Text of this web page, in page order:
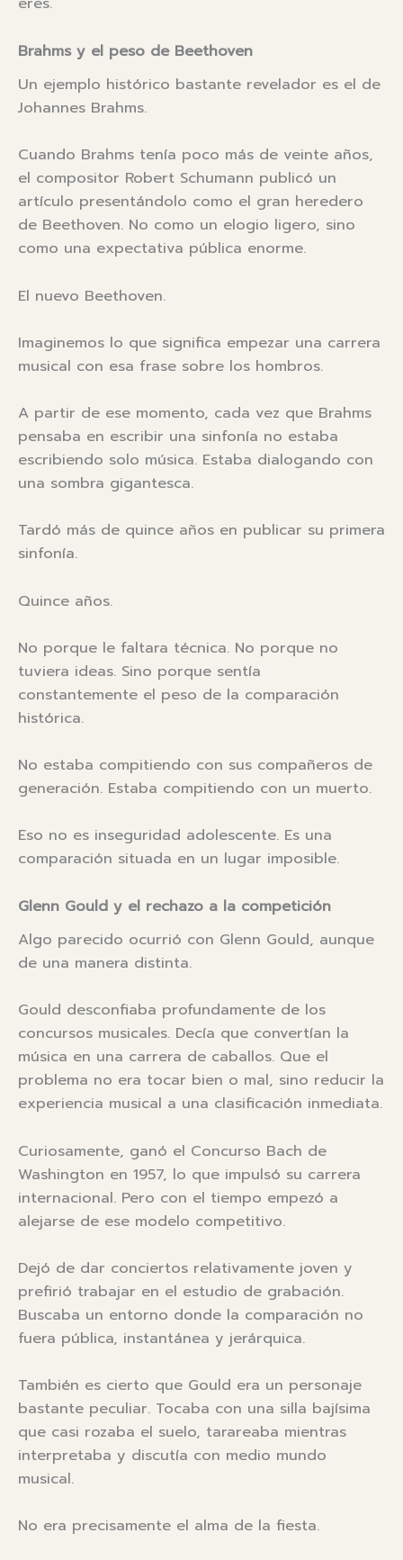
Brahms y el peso de Beethoven
Un ejemplo histórico bastante revelador es el de
Johannes Brahms.
Cuando Brahms tenía poco más de veinte años,
el compositor Robert Schumann publicó un
artículo presentándolo como el gran heredero
de Beethoven. No como un elogio ligero, sino
como una expectativa pública enorme.
El nuevo Beethoven.
Imaginemos lo que significa empezar una carrera
musical con esa frase sobre los hombros.
A partir de ese momento, cada vez que Brahms
pensaba en escribir una sinfonía no estaba
escribiendo solo música. Estaba dialogando con
una sombra gigantesca.
Tardó más de quince años en publicar su primera
sinfonía.
Quince años.
No porque le faltara técnica. No porque no
tuviera ideas. Sino porque sentía
constantemente el peso de la comparación
histórica.
No estaba compitiendo con sus compañeros de
generación. Estaba compitiendo con un muerto.
Eso no es inseguridad adolescente. Es una
comparación situada en un lugar imposible.
Glenn Gould y el rechazo a la competición
Algo parecido ocurrió con Glenn Gould, aunque
de una manera distinta.
Gould desconfiaba profundamente de los
concursos musicales. Decía que convertían la
música en una carrera de caballos. Que el
problema no era tocar bien o mal, sino reducir la
experiencia musical a una clasificación inmediata.
Curiosamente, ganó el Concurso Bach de
Washington en 1957, lo que impulsó su carrera
internacional. Pero con el tiempo empezó a
alejarse de ese modelo competitivo.
Dejó de dar conciertos relativamente joven y
prefirió trabajar en el estudio de grabación.
Buscaba un entorno donde la comparación no
fuera pública, instantánea y jerárquica.
También es cierto que Gould era un personaje
bastante peculiar. Tocaba con una silla bajísima
que casi rozaba el suelo, tarareaba mientras
interpretaba y discutía con medio mundo
musical.
No era precisamente el alma de la fiesta.